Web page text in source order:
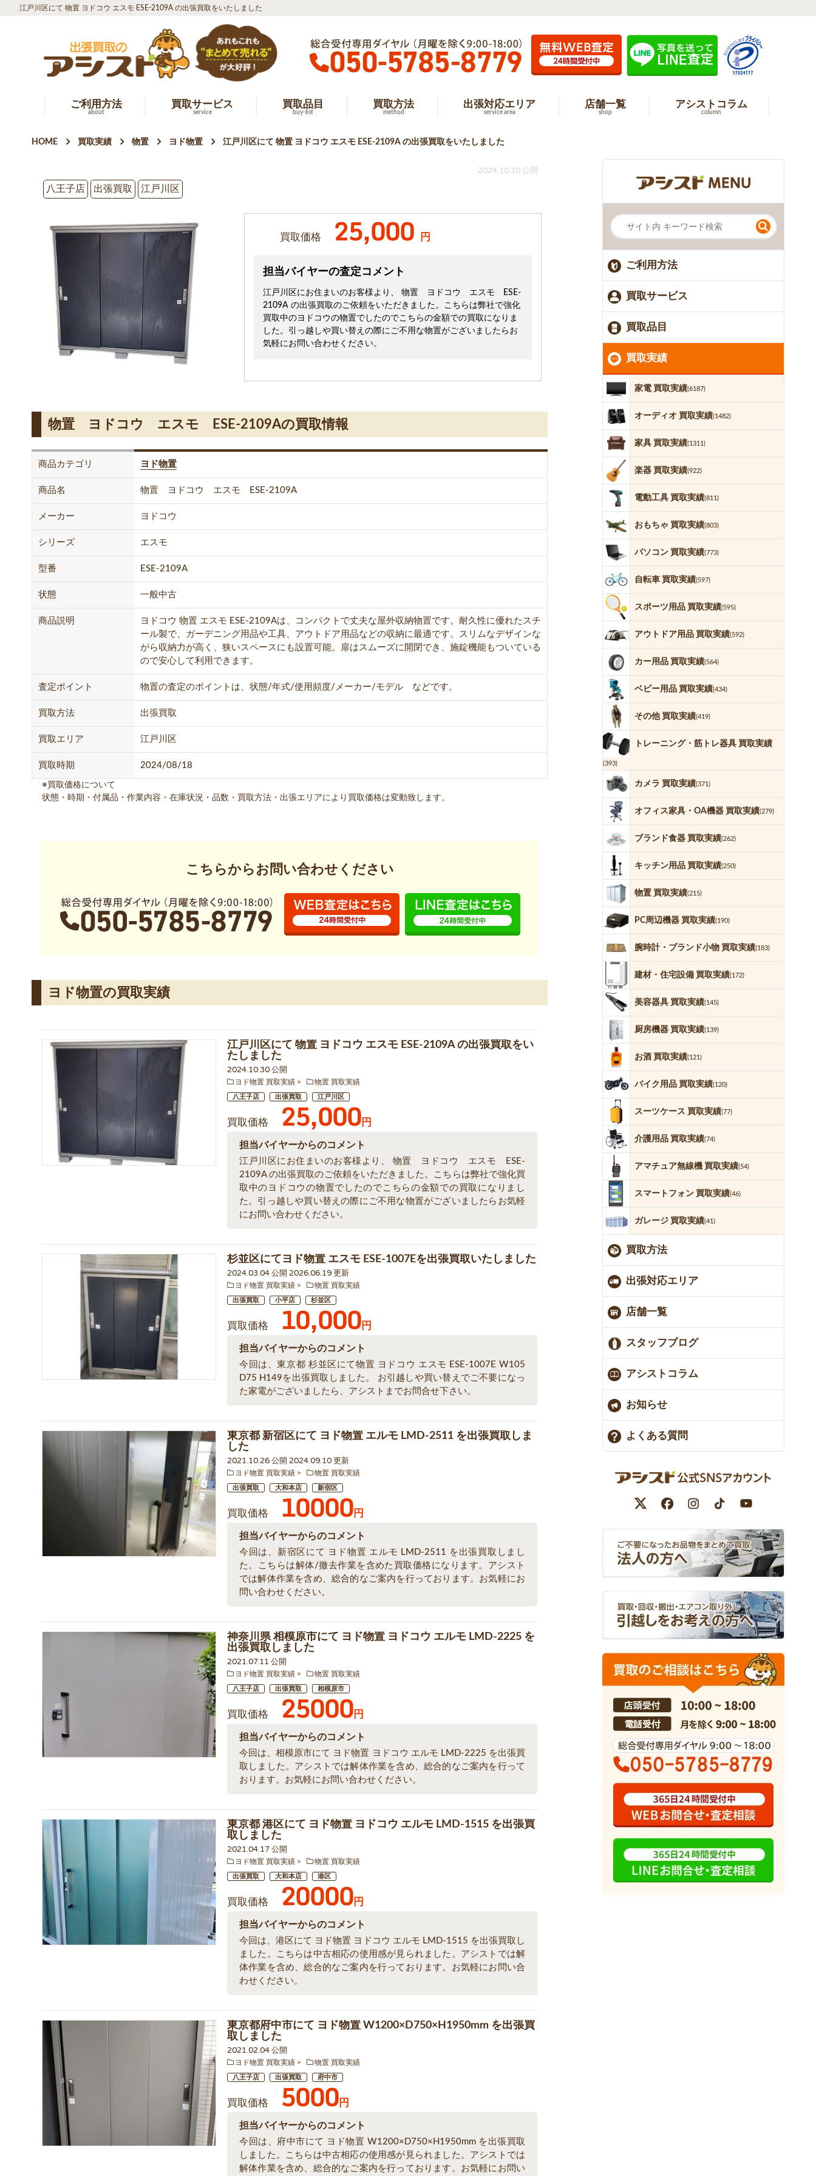
江戸川区にて 物置 ヨドコウ エスモ ESE-2109A の出張買取をいたしました
ご利用方法
about
買取サービス
service
買取品目
buy-list
買取方法
method
出張対応エリア
service area
店舗一覧
shop
アシストコラム
column
HOME 買取実績 物置 ヨド物置 江戸川区にて 物置 ヨドコウ エスモ ESE-2109A の出張買取をいたしました
2024.10.30 公開
八王子店
出張買取 江戸川区
買取価格 25,000 円
担当バイヤーの査定コメント
江戸川区にお住まいのお客様より、 物置 ヨドコウ エスモ ESE-
2109A の出張買取のご依頼をいただきました。こちらは弊社で強化
買取中のヨドコウの物置でしたのでこちらの金額での買取になりま
した。引っ越しや買い替えの際にご不用な物置がございましたらお
気軽にお問い合わせください。
物置 ヨドコウ エスモ ESE-2109Aの買取情報
商品カテゴリ ヨド物置
商品名 物置 ヨドコウ エスモ ESE-2109A
メーカー ヨドコウ
シリーズ エスモ
型番 ESE-2109A
状態 一般中古
商品説明
ヨドコウ 物置 エスモ ESE-2109Aは、コンパクトで丈夫な屋外収納物置です。耐久性に優れたスチ
ール製で、ガーデニング用品や工具、アウトドア用品などの収納に最適です。スリムなデザインな
がら収納力が高く、狭いスペースにも設置可能。扉はスムーズに開閉でき、施錠機能もついている
ので安心して利用できます。
査定ポイント 物置の査定のポイントは、状態/年式/使用頻度/メーカー/モデル などです。
買取方法 出張買取
買取エリア 江戸川区
買取時期 2024/08/18
※買取価格について
状態・時期・付属品・作業内容・在庫状況・品数・買取方法・出張エリアにより買取価格は変動致します。
こちらからお問い合わせください
ヨド物置の買取実績
江戸川区にて 物置 ヨドコウ エスモ ESE-2109A の出張買取をい
たしました
2024.10.30 公開
ヨド物置 買取実績 物置 買取実績
八王子店 出張買取 江戸川区
買取価格 25,000円
担当バイヤーからのコメント
江戸川区にお住まいのお客様より、 物置 ヨドコウ エスモ ESE-
2109A の出張買取のご依頼をいただきました。こちらは弊社で強化買
取中のヨドコウの物置でしたのでこちらの金額での買取になりまし
た。引っ越しや買い替えの際にご不用な物置がございましたらお気軽
にお問い合わせください。
杉並区にてヨド物置 エスモ ESE-1007Eを出張買取いたしました
2024.03.04 公開 2026.06.19 更新
ヨド物置 買取実績 物置 買取実績
出張買取 小平店 杉並区
買取価格 10,000円
担当バイヤーからのコメント
今回は、東京都 杉並区にて物置 ヨドコウ エスモ ESE-1007E W105
D75 H149を出張買取しました。 お引越しや買い替えでご不要になっ
た家電がございましたら、アシストまでお問合せ下さい。
東京都 新宿区にて ヨド物置 エルモ LMD-2511 を出張買取しま
した
2021.10.26 公開 2024.09.10 更新
ヨド物置 買取実績 物置 買取実績
出張買取 大和本店 新宿区
買取価格 10000円
担当バイヤーからのコメント
今回は、新宿区にて ヨド物置 エルモ LMD-2511 を出張買取しまし
た。こちらは解体/撤去作業を含めた買取価格になります。アシスト
では解体作業を含め、総合的なご案内を行っております。お気軽にお
問い合わせください。
神奈川県 相模原市にて ヨド物置 ヨドコウ エルモ LMD-2225 を
出張買取しました
2021.07.11 公開
ヨド物置 買取実績 物置 買取実績
八王子店 出張買取 相模原市
買取価格 25000円
担当バイヤーからのコメント
今回は、相模原市にて ヨド物置 ヨドコウ エルモ LMD-2225 を出張買
取しました。アシストでは解体作業を含め、総合的なご案内を行って
おります。お気軽にお問い合わせください。
東京都 港区にて ヨド物置 ヨドコウ エルモ LMD-1515 を出張買
取しました
2021.04.17 公開
ヨド物置 買取実績 物置 買取実績
出張買取 大和本店 港区
買取価格 20000円
担当バイヤーからのコメント
今回は、港区にて ヨド物置 ヨドコウ エルモ LMD-1515 を出張買取し
ました。こちらは中古相応の使用感が見られました。アシストでは解
体作業を含め、総合的なご案内を行っております。お気軽にお問い合
わせください。
東京都府中市にて ヨド物置 W1200×D750×H1950mm を出張買
取しました
2021.02.04 公開
ヨド物置 買取実績 物置 買取実績
八王子店 出張買取 府中市
買取価格 5000円
担当バイヤーからのコメント
今回は、府中市にて ヨド物置 W1200×D750×H1950mm を出張買取
しました。こちらは中古相応の使用感が見られました。アシストでは
解体作業を含め、総合的なご案内を行っております。お気軽にお問い
ご利用方法
買取サービス
買取品目
買取実績
家電 買取実績(6187)
オーディオ 買取実績(1482)
家具 買取実績(1311)
楽器 買取実績(922)
電動工具 買取実績(811)
おもちゃ 買取実績(803)
パソコン 買取実績(773)
自転車 買取実績(597)
スポーツ用品 買取実績(595)
アウトドア用品 買取実績(592)
カー用品 買取実績(564)
ベビー用品 買取実績(434)
その他 買取実績(419)
トレーニング・筋トレ器具 買取実績
(393)
カメラ 買取実績(371)
オフィス家具・OA機器 買取実績(279)
ブランド食器 買取実績(262)
キッチン用品 買取実績(250)
物置 買取実績(215)
PC周辺機器 買取実績(190)
腕時計・ブランド小物 買取実績(183)
建材・住宅設備 買取実績(172)
美容器具 買取実績(145)
厨房機器 買取実績(139)
お酒 買取実績(121)
バイク用品 買取実績(120)
スーツケース 買取実績(77)
介護用品 買取実績(74)
アマチュア無線機 買取実績(54)
スマートフォン 買取実績(46)
ガレージ 買取実績(41)
買取方法
出張対応エリア
店舗一覧
スタッフブログ
アシストコラム
お知らせ
よくある質問